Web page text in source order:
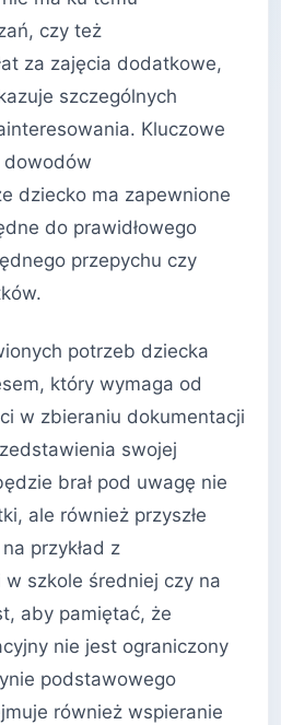
czy też
za zajęcia dodatkowe,
szczególnych
Kluczowe
dowodów
dziecko ma zapewnione
do prawidłowego
przepychu czy
potrzeb dziecka
który wymaga od
w zbieraniu dokumentacji
swojej
brał pod uwagę nie
ale również przyszłe
przykład z
szkole średniej czy na
aby pamiętać, że
nie jest ograniczony
podstawowego
również wspieranie